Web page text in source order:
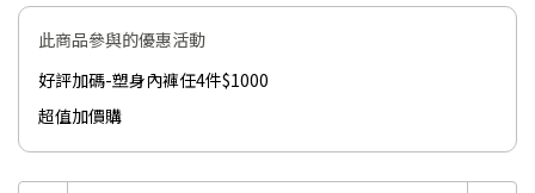
此商品參與的優惠活動
好評加碼-塑身內褲任4件$1000
超值加價購